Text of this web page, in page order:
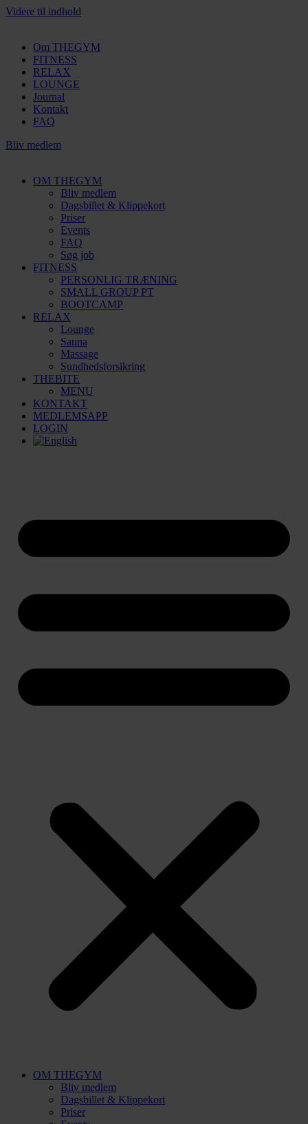
Videre til indhold
Om THEGYM
FITNESS
RELAX
LOUNGE
Journal
Kontakt
FAQ
Bliv medlem
OM THEGYM
Bliv medlem
Dagsbillet & Klippekort
Priser
Events
FAQ
Søg job
FITNESS
PERSONLIG TRÆNING
SMALL GROUP PT
BOOTCAMP
RELAX
Lounge
Sauna
Massage
Sundhedsforsikring
THEBITE
MENU
KONTAKT
MEDLEMSAPP
LOGIN
OM THEGYM
Bliv medlem
Dagsbillet & Klippekort
Priser